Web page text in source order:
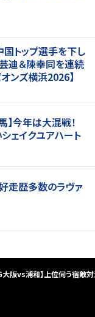
トップ選手を下し
迪＆陳幸同を連続
ンズ横浜2026】
】今年は大混戦！
ェイクユアハート
走歴多数のラヴァ
大阪vs浦和】上位伺う宿敵